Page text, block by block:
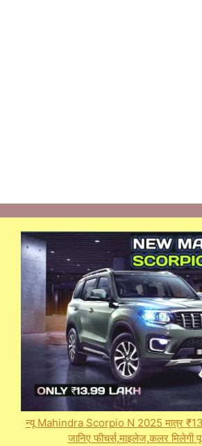
न्यू Mahindra Scorpio N 2025 मात्र
जानिए फीचर्स,माइलेज,कलर मिलेगी